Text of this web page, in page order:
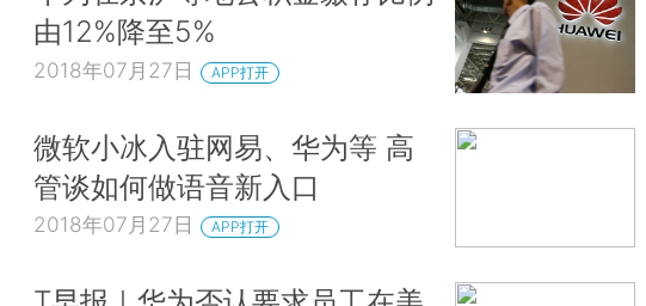
由12%降至5%
2018年07月27日 APP打开
微软小冰入驻网易、华为等 高
管谈如何做语音新入口
2018年07月27日 APP打开